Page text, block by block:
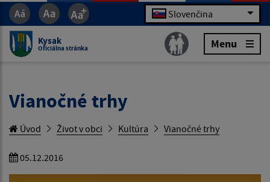
Slovenčina
Kysak
Oficiálna stránka Menu
Vianočné trhy
Úvod Život v obci Kultúra Vianočné trhy
05.12.2016